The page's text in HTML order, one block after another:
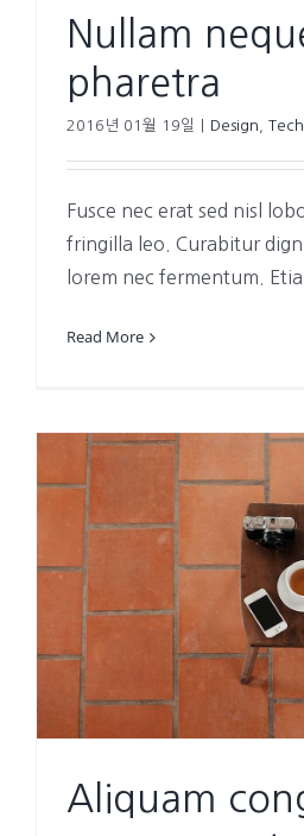
Nullam
pharetra
2016년 01월 19일 Design
Fusce nec erat sed nisl
fringilla leo. Curabitur
lorem nec fermentum.
Read More
Aliquam